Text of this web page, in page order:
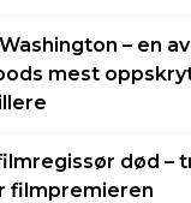
– en av
mest
død –
filmpremieren